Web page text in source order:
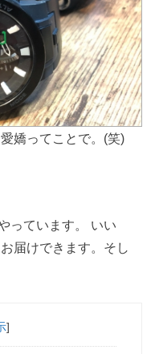
嬌ってことで。(笑)
っています。 いい
届けできます。そし
]